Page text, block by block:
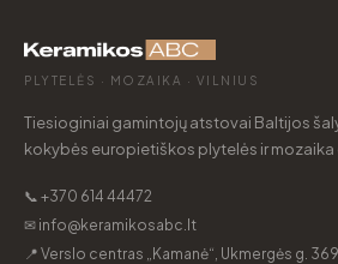
PLYTELĖS · MOZAIKA · VILNIUS
Tiesioginiai gamintojų atstovai Baltijos
kokybės europietiškos plytelės ir mozaika
📞 +370 614 44472
✉ info@keramikosabc.lt
📍 Verslo centras „Kamanė“, Ukmergės g.